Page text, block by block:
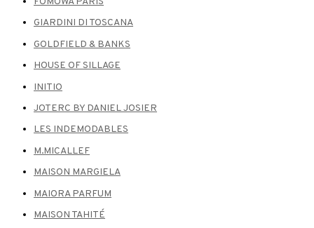
GIARDINI DI TOSCANA
GOLDFIELD & BANKS
HOUSE OF SILLAGE
INITIO
JOTERC BY DANIEL JOSIER
LES INDEMODABLES
M.MICALLEF
MAISON MARGIELA
MAIORA PARFUM
MAISON TAHITÉ